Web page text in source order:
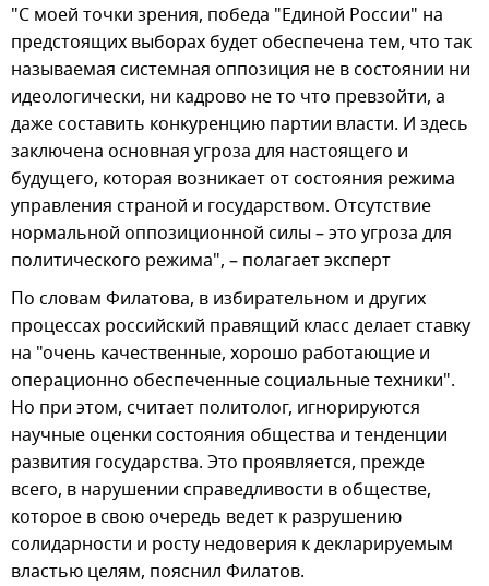
"С моей точки зрения, победа "Единой России" на
предстоящих выборах будет обеспечена тем, что так
называемая системная оппозиция не в состоянии ни
идеологически, ни кадрово не то что превзойти, а
даже составить конкуренцию партии власти. И здесь
заключена основная угроза для настоящего и
будущего, которая возникает от состояния режима
управления страной и государством. Отсутствие
нормальной оппозиционной силы – это угроза для
политического режима", – полагает эксперт
По словам Филатова, в избирательном и других
процессах российский правящий класс делает ставку
на "очень качественные, хорошо работающие и
операционно обеспеченные социальные техники".
Но при этом, считает политолог, игнорируются
научные оценки состояния общества и тенденции
развития государства. Это проявляется, прежде
всего, в нарушении справедливости в обществе,
которое в свою очередь ведет к разрушению
солидарности и росту недоверия к декларируемым
властью целям, пояснил Филатов.